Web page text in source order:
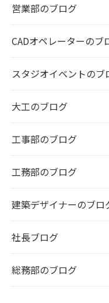
営業部のブログ
CADオペレーターのブ
スタジオイベントのブ
大工のブログ
工事部のブログ
工務部のブログ
建築デザイナーのブロ
社長ブログ
総務部のブログ